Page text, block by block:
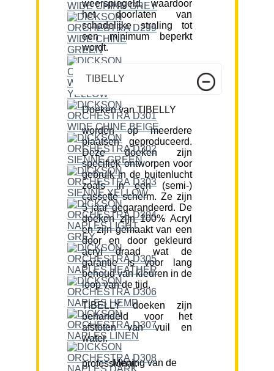
weerspiegeld, waardoor
het doorlaten van
schadelijke straling tot
een minimum beperkt
wordt.
TIBELLY
Doeken van TIBELLY
worden op meerdere
plaatsen geproduceerd.
Deze doeken zijn
specifiek ontworpen voor
gebruik in de buitenlucht
zoals in een (semi-)
cassette scherm. Ze zijn
5 jaar gegarandeerd. De
doeken zijn 100% Acryl
en zijn gemaakt van een
door en door gekleurd
acryl draad wat de
garantie is voor lang
behoud van kleuren in de
loop van de tijd.
TIBELLY doeken zijn
behandeld voor het
afstoten van vuil en
water.
Mening van de professional: